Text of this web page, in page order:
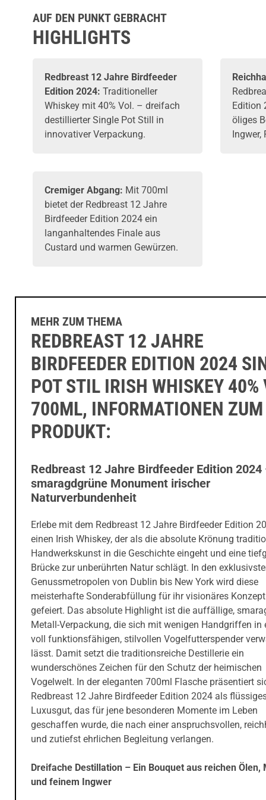
AUF DEN PUNKT GEBRACHT
HIGHLIGHTS
Redbreast 12 Jahre Birdfeeder
Edition 2024: Traditioneller
Whiskey mit 40% Vol. – dreifach
destillierter Single Pot Still in
innovativer Verpackung.
Edition
öliges
Ingwer,
Cremiger Abgang: Mit 700ml
bietet der Redbreast 12 Jahre
Birdfeeder Edition 2024 ein
langanhaltendes Finale aus
Custard und warmen Gewürzen.
MEHR ZUM THEMA
REDBREAST 12 JAHRE
BIRDFEEDER EDITION 2024
POT STIL IRISH WHISKEY 40%
700ML, INFORMATIONEN ZUM
PRODUKT:
Redbreast 12 Jahre Birdfeeder Edition 2024
smaragdgrüne Monument irischer
Naturverbundenheit
Erlebe mit dem Redbreast 12 Jahre Birdfeeder Edition
einen Irish Whiskey, der als die absolute Krönung
Handwerkskunst in die Geschichte eingeht und eine
Brücke zur unberührten Natur schlägt. In den
Genussmetropolen von Dublin bis New York wird diese
meisterhafte Sonderabfüllung für ihr visionäres Konzept
gefeiert. Das absolute Highlight ist die auffällige,
Metall-Verpackung, die sich mit wenigen Handgriffen in
voll funktionsfähigen, stilvollen Vogelfutterspender
lässt. Damit setzt die traditionsreiche Destillerie ein
wunderschönes Zeichen für den Schutz der heimischen
Vogelwelt. In der eleganten 700ml Flasche präsentiert
Redbreast 12 Jahre Birdfeeder Edition 2024 als
Luxusgut, das für jene besonderen Momente im Leben
geschaffen wurde, die nach einer anspruchsvollen,
und zutiefst ehrlichen Begleitung verlangen.
Dreifache Destillation – Ein Bouquet aus reichen Ölen,
und feinem Ingwer